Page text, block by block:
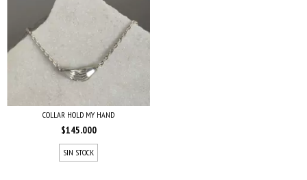
COLLAR HOLD MY HAND
$145.000
SIN STOCK